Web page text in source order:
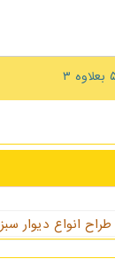
انواع دیوار سبز